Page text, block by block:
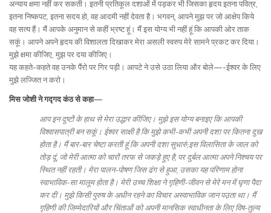
अन्याय क्षमा नहीं कर सकती। इतनी प्रतिकूल दशाओं में पड़कर भी जिसका हृदय इतना पवित्र,
इतना निष्कपट, इतना सदय हो, वह आदमी नहीं देवता है। भगवन्, आपने मुझ पर जो आक्षेप किये
वह सत्य हैं। मैं आपके अनुमान से कहीं भ्रष्ट हूं। मैं इस योग्य भी नहीं हूं कि आपकी ओर ताक
सकूं। आपने अपने हृदय की विशालता दिखाकर मेरा असली स्वरुप मेरे सामने प्रकट कर दिया।
मुझे क्षमा कीजिए, मुझ पर दया कीजिए।
यह कहते-कहते वह उनके पैंरो पर गिर पड़ी। आपटे ने उसे उठा लिया और बोले—-ईश्वर के लिए
मुझे लज्जित न करो।
मिस जोशी ने गद्गद कंठ से कहा—
आप इन दुष्टों के हाथ से मेरा उद्धार कीजिए। मुझे इस योग्य बनाइए कि आपकी
विश्वासपात्री बन सकूं। ईश्वर साक्षी है कि मुझे कभी-कभी अपनी दशा पर कितना दुख
होता है। मैं बार-बार चेष्टा करती हूं कि अपनी दशा सुधारुं;इस विलासिता के जाल को
तोड़ दूं, जो मेरी आत्मा को चारों तरफ से जकड़े हुए है, पर दुर्बल आत्मा अपने निश्चय पर
स्थित नहीं रहती। मेरा पालन-पोषण जिस ढंग से हुआ, उसका यह परिणाम होना
स्वाभाविक-सा मालूम होता है। मेरी उच्च शिक्षा ने गृहिणी-जीवन से मेरे मन में घृणा पैदा
कर दी। मुझे किसी पुरुष के अधीन रहने का विचार अस्वाभाविक जान पउ़ता था। मैं
गृहिणी की जिम्मेदारियों और चिंताओं को अपनी मानसिक स्वाधीनता के लिए विष-तुल्य